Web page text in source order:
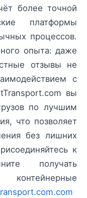
более точной
платформы
процессов.
опыта: даже
отзывы не
с
вы
по лучшим
что позволяет
без лишних
к
получать